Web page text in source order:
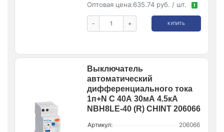
Оптовая цена:635.74 руб. / шт. !
- + КУПИТЬ
Выключатель
автоматический
дифференциального тока
1п+N C 40А 30мА 4.5кА
NBH8LE-40 (R) CHINT 206066
Артикул:
206066